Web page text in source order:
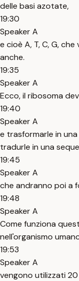
delle basi azotate,
19:30
Speaker A
e cioè A, T, C, G,
anche.
19:35
Speaker A
Ecco, il ribosoma
19:40
Speaker A
e trasformarle in
tradurle in una
19:45
Speaker A
che andranno poi a
19:48
Speaker A
Come funziona
nell'organismo
19:53
Speaker A
vengono utilizzati 20